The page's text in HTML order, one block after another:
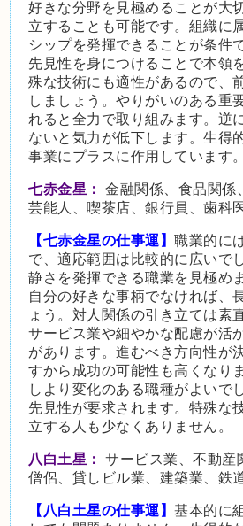
好きな分野を見極めることが大
立することも可能です。組織に
シップを発揮できることが条件
先見性を身につけることで本領
殊な技術にも適性があるので、
しましょう。やりがいのある重
れると全力で取り組みます。逆
ないと気力が低下します。生得
事業にプラスに作用しています。
七赤金星：
金融関係、食品関係
芸能人、喫茶店、銀行員、歯科
【七赤金星の仕事運】職業的に
で、適応範囲は比較的に広いで
静さを発揮できる職業を見極め
自分の好きな事柄でなければ、
ょう。対人関係の引き立ては素
サービス業や細やかな配慮が活
があります。進むべき方向性が
すから成功の可能性も高くなり
しより変化のある職種がよいで
先見性が要求されます。特殊な
立する人も少なくありません。
八白土星：
サービス業、不動産
僧侶、貸しビル業、建築業、鉄
【八白土星の仕事運】基本的に